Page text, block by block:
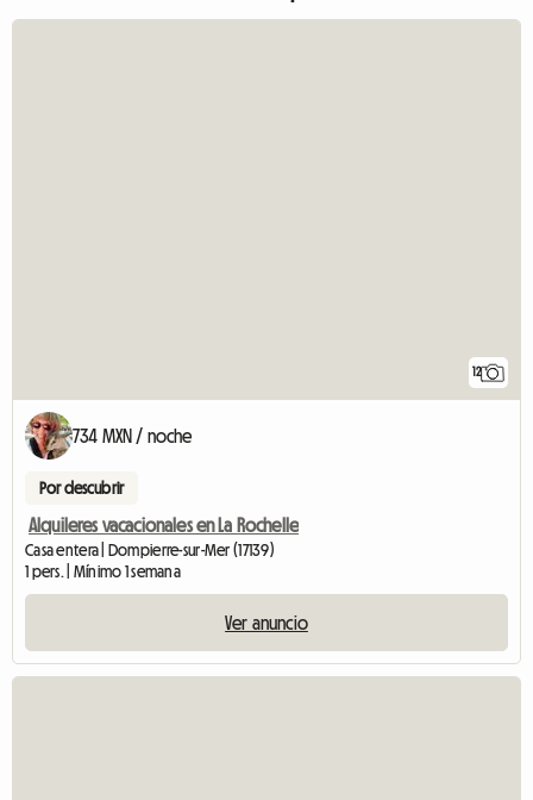
12
734 MXN / noche
Por descubrir
Alquileres vacacionales en La Rochelle
Casa entera | Dompierre-sur-Mer (17139)
1 pers. | Mínimo 1 semana
Ver anuncio